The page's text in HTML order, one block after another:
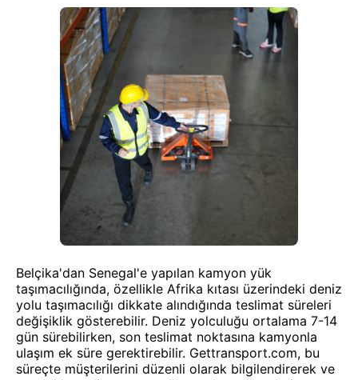
Belçika'dan Senegal'e yapılan kamyon yük
taşımacılığında, özellikle Afrika kıtası üzerindeki deniz
yolu taşımacılığı dikkate alındığında teslimat süreleri
değişiklik gösterebilir. Deniz yolculuğu ortalama 7-14
gün sürebilirken, son teslimat noktasına kamyonla
ulaşım ek süre gerektirebilir. Gettransport.com, bu
süreçte müşterilerini düzenli olarak bilgilendirerek ve